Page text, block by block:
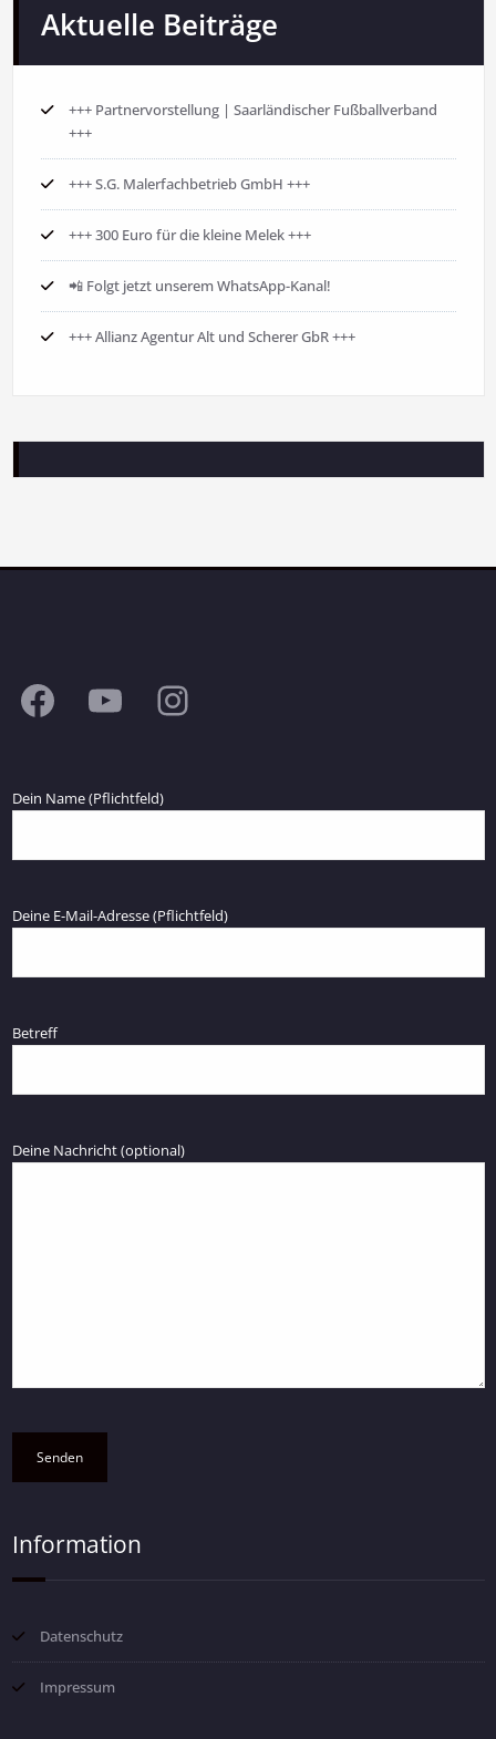
Aktuelle Beiträge
+++ Partnervorstellung | Saarländischer Fußballverband
+++
+++ S.G. Malerfachbetrieb GmbH +++
+++ 300 Euro für die kleine Melek +++
📲 Folgt jetzt unserem WhatsApp-Kanal!
+++ Allianz Agentur Alt und Scherer GbR +++
Facebook
YouTubeInstagram
Dein Name (Pflichtfeld)
Deine E-Mail-Adresse (Pflichtfeld)
Betreff
Deine Nachricht (optional)
Information
Datenschutz
Impressum